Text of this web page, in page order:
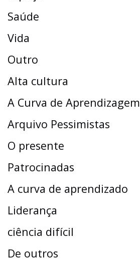
Saúde
Vida
Outro
Alta cultura
A Curva de Aprendizagem
Arquivo Pessimistas
O presente
Patrocinadas
A curva de aprendizado
Liderança
ciência difícil
De outros